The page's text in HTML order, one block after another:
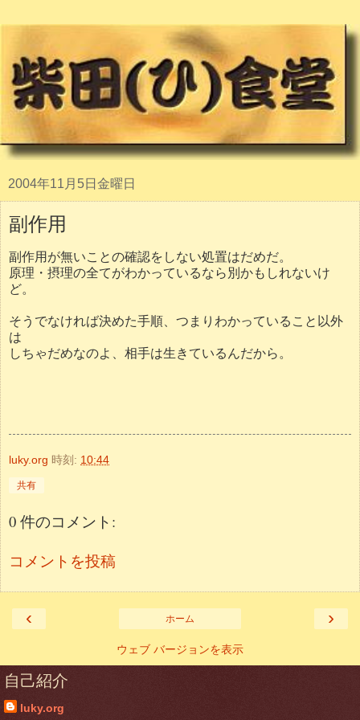
2004年11月5日金曜日
副作用
副作用が無いことの確認をしない処置はだめだ。
原理・摂理の全てがわかっているなら別かもしれないけ
ど。
そうでなければ決めた手順、つまりわかっていること以外
は
しちゃだめなのよ、相手は生きているんだから。
luky.org 時刻: 10:44
共有
0 件のコメント:
コメントを投稿
‹ ›
ホーム
ウェブ バージョンを表示
自己紹介
luky.org